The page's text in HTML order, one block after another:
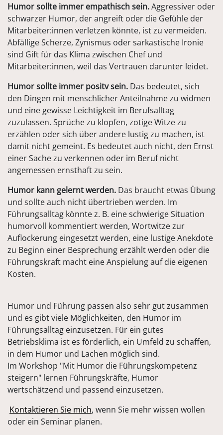
Humor sollte immer empathisch sein.Aggressiver oder
schwarzer Humor, der angreift oder die Gefühle der
Mitarbeiter:innen verletzen könnte, ist zu vermeiden.
Abfällige Scherze, Zynismus oder sarkastische Ironie
sind Gift für das Klima zwischen Chef und
Mitarbeiter:innen, weil das Vertrauen darunter leidet.
Humor sollte immer positv sein. Das bedeutet, sich
den Dingen mit menschlicher Anteilnahme zu widmen
und eine gewisse Leichtigkeit im Berufsalltag
zuzulassen. Sprüche zu klopfen, zotige Witze zu
erzählen oder sich über andere lustig zu machen, ist
damit nicht gemeint. Es bedeutet auch nicht, den Ernst
einer Sache zu verkennen oder im Beruf nicht
angemessen ernsthaft zu sein.
Humor kann gelernt werden. Das braucht etwas Übung
und sollte auch nicht übertrieben werden. Im
Führungsalltag könnte z. B. eine schwierige Situation
humorvoll kommentiert werden, Wortwitze zur
Auflockerung eingesetzt werden, eine lustige Anekdote
zu Beginn einer Besprechung erzählt werden oder die
Führungskraft macht eine Anspielung auf die eigenen
Kosten.
Humor und Führung passen also sehr gut zusammen
und es gibt viele Möglichkeiten, den Humor im
Führungsalltag einzusetzen. Für ein gutes
Betriebsklima ist es förderlich, ein Umfeld zu schaffen,
in dem Humor und Lachen möglich sind.
Im Workshop "Mit Humor die Führungskompetenz
steigern" lernen Führungskräfte, Humor
wertschätzend und passend einzusetzen.
Kontaktieren Sie mich, wenn Sie mehr wissen wollen
oder ein Seminar planen.